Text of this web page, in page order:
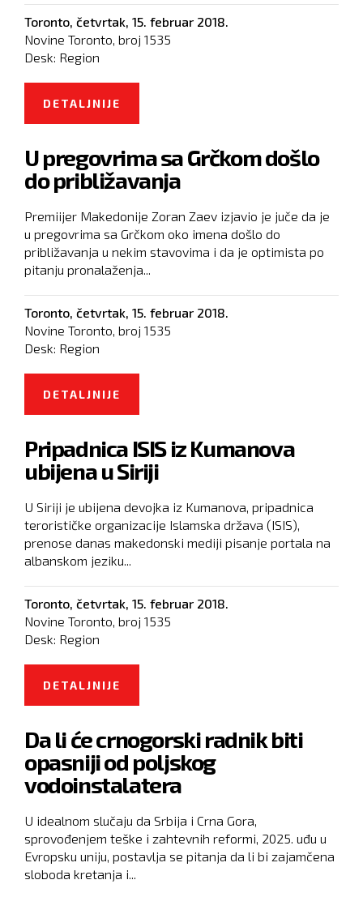
Toronto, četvrtak, 15. februar 2018.
Novine Toronto, broj 1535
Desk: Region
DETALJNIJE
U pregovrima sa Grčkom došlo
do približavanja
Premiijer Makedonije Zoran Zaev izjavio je juče da je
u pregovrima sa Grčkom oko imena došlo do
približavanja u nekim stavovima i da je optimista po
pitanju pronalaženja...
Toronto, četvrtak, 15. februar 2018.
Novine Toronto, broj 1535
Desk: Region
DETALJNIJE
Pripadnica ISIS iz Kumanova
ubijena u Siriji
U Siriji je ubijena devojka iz Kumanova, pripadnica
terorističke organizacije Islamska država (ISIS),
prenose danas makedonski mediji pisanje portala na
albanskom jeziku...
Toronto, četvrtak, 15. februar 2018.
Novine Toronto, broj 1535
Desk: Region
DETALJNIJE
Da li će crnogorski radnik biti
opasniji od poljskog
vodoinstalatera
U idealnom slučaju da Srbija i Crna Gora,
sprovođenjem teške i zahtevnih reformi, 2025. uđu u
Evropsku uniju, postavlja se pitanja da li bi zajamčena
sloboda kretanja i...